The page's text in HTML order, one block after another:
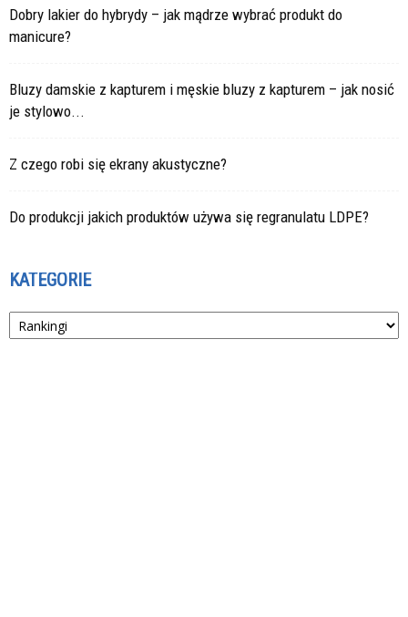
Dobry lakier do hybrydy – jak mądrze wybrać produkt do
manicure?
Bluzy damskie z kapturem i męskie bluzy z kapturem – jak nosić
je stylowo...
Z czego robi się ekrany akustyczne?
Do produkcji jakich produktów używa się regranulatu LDPE?
KATEGORIE
Kategorie